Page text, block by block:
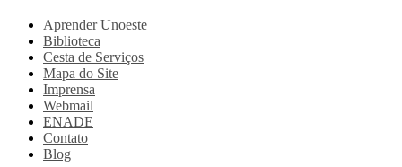
Aprender Unoeste
Biblioteca
Cesta de Serviços
Mapa do Site
Imprensa
Webmail
ENADE
Contato
Blog